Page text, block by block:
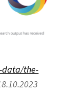
data/the-